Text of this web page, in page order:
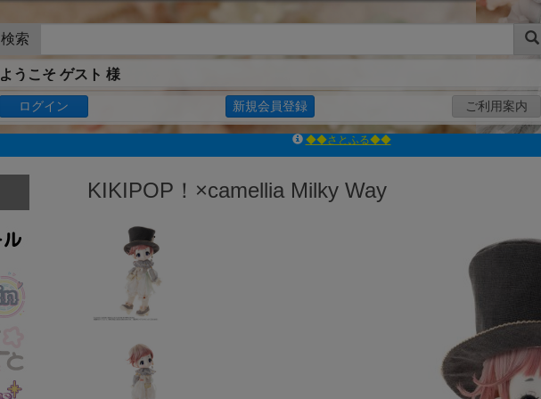
検索
ようこそ ゲスト 様
ログイン 新規会員登録 ご利用案内
ｱｿﾞﾝﾚｰﾍﾞﾙｼｮｯﾌﾟ楽天市場店
ｱｿﾞﾝｵﾝﾗｲﾝｼｮｯﾌﾟX
KIKIPOP！×camellia Milky Way